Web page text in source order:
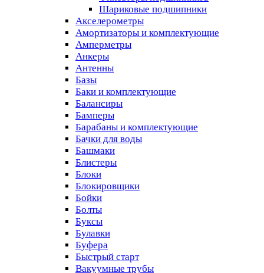
Шариковые подшипники
Акселерометры
Амортизаторы и комплектующие
Амперметры
Анкеры
Антенны
Базы
Баки и комплектующие
Балансиры
Бамперы
Барабаны и комплектующие
Бачки для воды
Башмаки
Блистеры
Блоки
Блокировщики
Бойки
Болты
Буксы
Булавки
Буфера
Быстрый старт
Вакуумные трубы